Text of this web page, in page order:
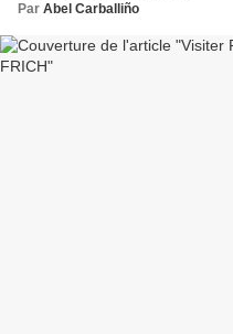
Par Abel Carballiño